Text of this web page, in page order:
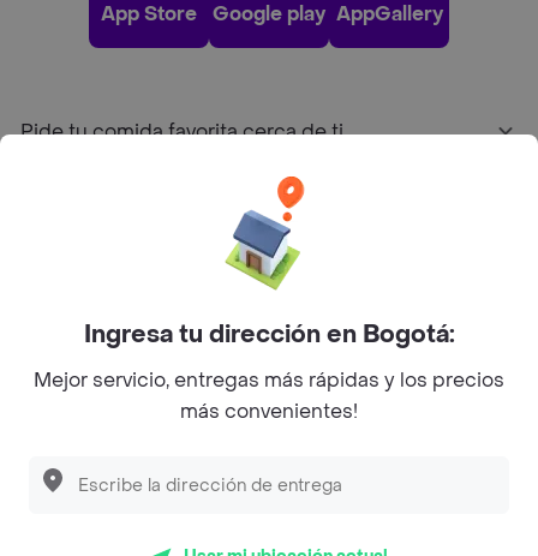
App Store Google play AppGallery
Pide tu comida favorita cerca de ti
Sobre Rappi
Facebook
Twitter
Instagram
©2026Rappi Inc. All rights reserved.
Ingresa tu dirección en Bogotá:
Mejor servicio, entregas más rápidas y los precios
más convenientes!